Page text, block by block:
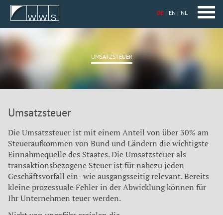
DE EN NL
UMSATZSTEUER
Umsatzsteuer
Die Umsatzsteuer ist mit einem Anteil von über 30% am
Steueraufkommen von Bund und Ländern die wichtigste
Einnahmequelle des Staates. Die Umsatzsteuer als
transaktionsbezogene Steuer ist für nahezu jeden
Geschäftsvorfall ein- wie ausgangsseitig relevant. Bereits
kleine prozessuale Fehler in der Abwicklung können für
Ihr Unternehmen teuer werden.